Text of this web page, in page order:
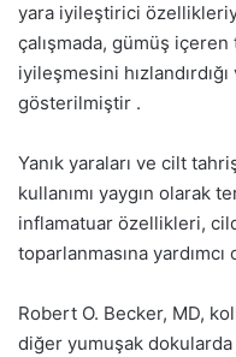
yara iyileştirici
çalışmada, gümüş
iyileşmesini
gösterilmiştir .
Yanık yaraları ve cilt
kullanımı yaygın olarak
inflamatuar özellikleri,
toparlanmasına yardımcı
Robert O. Becker, MD,
diğer yumuşak dokularda